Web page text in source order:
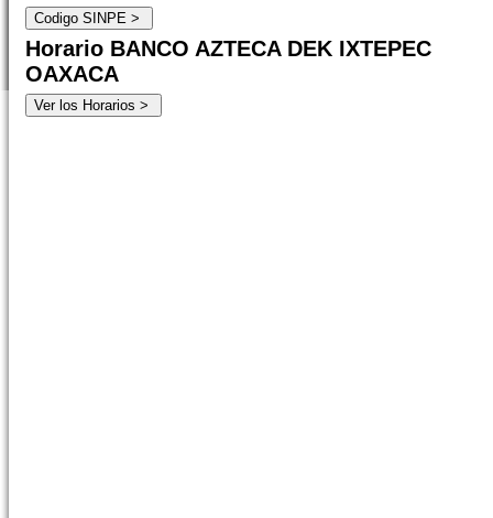
Horario BANCO AZTECA DEK IXTEPEC
OAXACA